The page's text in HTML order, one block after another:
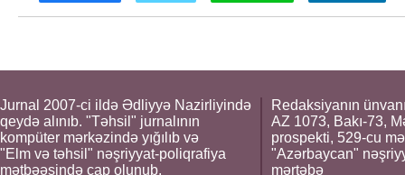
Jurnal 2007-ci ildə Ədliyyə Nazirliyində
qeydə alınıb. "Təhsil" jurnalının
kompüter mərkəzində yığılıb və
"Elm və təhsil" nəşriyyat-poliqrafiya
mətbəəsində çap olunub.
Redaksiyanın
AZ 1073, Bakı-73,
prospekti, 529-cu
"Azərbaycan"
mərtəbə